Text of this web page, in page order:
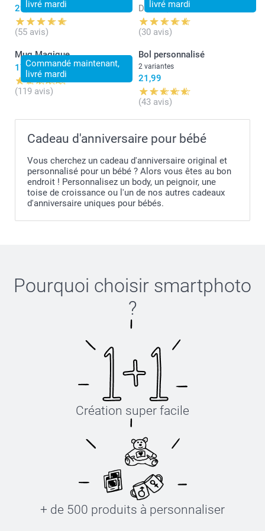
livré mardi
29,99
(55 avis)
livré mardi
Dès 15,49
(30 avis)
Commandé maintenant,
livré mardi
Mug Magique
17,99
(119 avis)
Bol personnalisé
2 variantes
21,99
(43 avis)
Cadeau d'anniversaire pour bébé
Vous cherchez un cadeau d'anniversaire original et
personnalisé pour un bébé ? Alors vous êtes au bon
endroit ! Personnalisez un body, un peignoir, une
toise de croissance ou l'un de nos autres cadeaux
d'anniversaire uniques pour bébés.
Pourquoi choisir smartphoto
?
Création super facile
+ de 500 produits à personnaliser